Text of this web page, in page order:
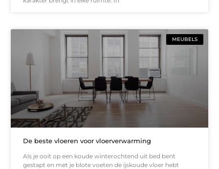
MEUBELS
De beste vloeren voor vloerverwarming
Als je ooit op een koude winterochtend uit bed bent
gestapt en met je blote voeten de ijskoude vloer hebt